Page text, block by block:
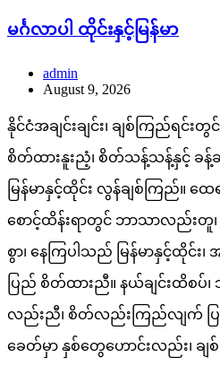
မင်္ဂလာပါ ထိုင်းနှင့်မြန်မာ
admin
August 9, 2026
နိုင်ငံအချင်းချင်း၊ ချစ်ကြည်ရင်း
စိတ်ထားနူးညံ့၊ စိတ်သန့်သန့်နှင့်
မြန်မာနှင့်ထိုင်း လွန်ချစ်ကြည်။ ထေရ
စောင့်ထိန်းရာတွင် ဘာသာလည်းတူ
စွာ၊ နေကြပါသည် မြန်မာနှင့်ထိုင်း
ပြည် စိတ်ထားညီ။ နယ်ချင်းထိစပ်၊
လည်းညီ၊ စိတ်လည်းကြည်လျက် ပ
ခေတ်မှာ နှစ်တွေဟောင်းလည်း၊ ခ